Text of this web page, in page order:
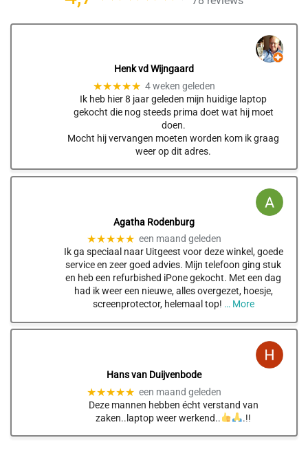
Henk vd Wijngaard
★★★★★ 4 weken geleden
Ik heb hier 8 jaar geleden mijn huidige laptop
gekocht die nog steeds prima doet wat hij moet
doen.
Mocht hij vervangen moeten worden kom ik graag
weer op dit adres.
Agatha Rodenburg
★★★★★ een maand geleden
Ik ga speciaal naar Uitgeest voor deze winkel, goede
service en zeer goed advies. Mijn telefoon ging stuk
en heb een refurbished iPone gekocht. Met een dag
had ik weer een nieuwe, alles overgezet, hoesje,
screenprotector, helemaal top! … More
Hans van Duijvenbode
★★★★★ een maand geleden
Deze mannen hebben écht verstand van
zaken..laptop weer werkend..
.!!